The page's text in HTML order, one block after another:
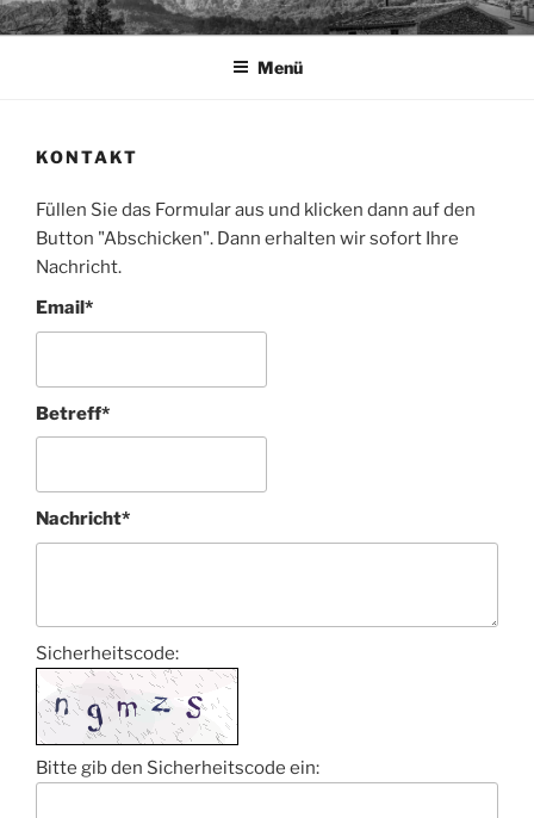
Zum
InhaltTAPIA.DE
Sprachen für das Leben
Menü
KONTAKT
Füllen Sie das Formular aus und klicken dann auf den
Button "Abschicken". Dann erhalten wir sofort Ihre
Nachricht.
Email*
Betreff*
Nachricht*
Sicherheitscode:
Bitte gib den Sicherheitscode ein: